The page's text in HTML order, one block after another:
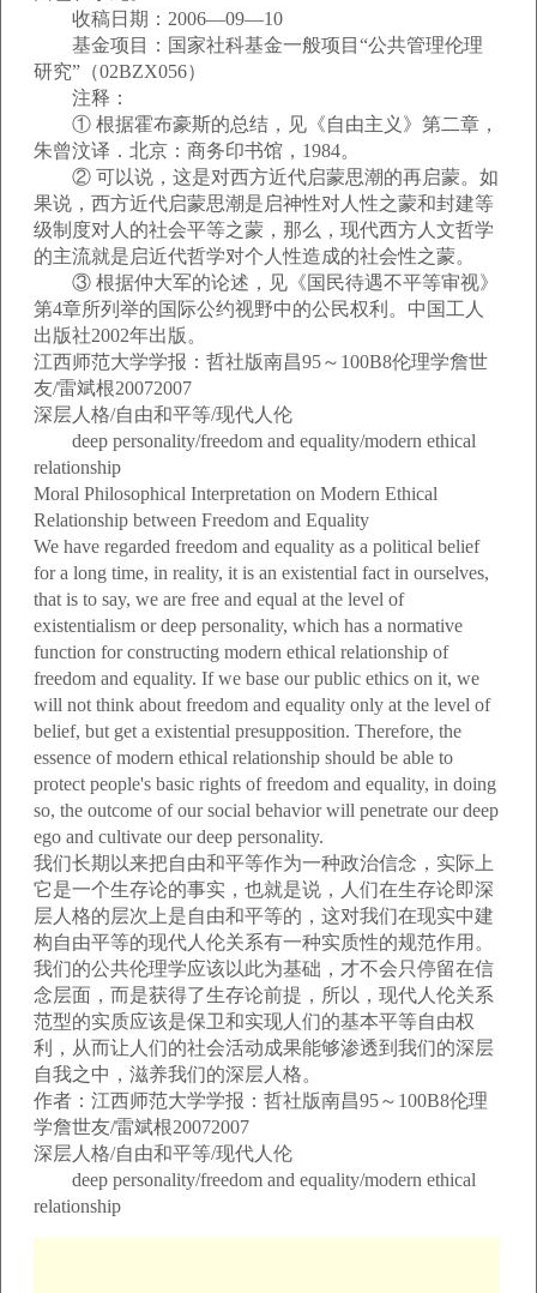
收稿日期：2006—09—10
基金项目：国家社科基金一般项目“公共管理伦理
研究”（02BZX056）
注释：
① 根据霍布豪斯的总结，见《自由主义》第二章，
朱曾汶译．北京：商务印书馆，1984。
② 可以说，这是对西方近代启蒙思潮的再启蒙。如
果说，西方近代启蒙思潮是启神性对人性之蒙和封建等
级制度对人的社会平等之蒙，那么，现代西方人文哲学
的主流就是启近代哲学对个人性造成的社会性之蒙。
③ 根据仲大军的论述，见《国民待遇不平等审视》
第4章所列举的国际公约视野中的公民权利。中国工人
出版社2002年出版。
江西师范大学学报：哲社版南昌95～100B8伦理学詹世
友/雷斌根20072007
深层人格/自由和平等/现代人伦
deep personality/freedom and equality/modern ethical
relationship
Moral Philosophical Interpretation on Modern Ethical
Relationship between Freedom and Equality
We have regarded freedom and equality as a political belief
for a long time, in reality, it is an existential fact in ourselves,
that is to say, we are free and equal at the level of
existentialism or deep personality, which has a normative
function for constructing modern ethical relationship of
freedom and equality. If we base our public ethics on it, we
will not think about freedom and equality only at the level of
belief, but get a existential presupposition. Therefore, the
essence of modern ethical relationship should be able to
protect people's basic rights of freedom and equality, in doing
so, the outcome of our social behavior will penetrate our deep
ego and cultivate our deep personality.
我们长期以来把自由和平等作为一种政治信念，实际上
它是一个生存论的事实，也就是说，人们在生存论即深
层人格的层次上是自由和平等的，这对我们在现实中建
构自由平等的现代人伦关系有一种实质性的规范作用。
我们的公共伦理学应该以此为基础，才不会只停留在信
念层面，而是获得了生存论前提，所以，现代人伦关系
范型的实质应该是保卫和实现人们的基本平等自由权
利，从而让人们的社会活动成果能够渗透到我们的深层
自我之中，滋养我们的深层人格。
作者：江西师范大学学报：哲社版南昌95～100B8伦理
学詹世友/雷斌根20072007
深层人格/自由和平等/现代人伦
deep personality/freedom and equality/modern ethical
relationship